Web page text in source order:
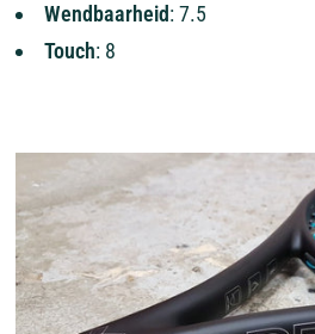
Wendbaarheid: 7.5
Touch: 8